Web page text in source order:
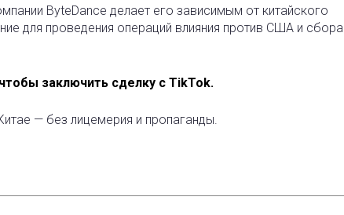
ByteDance делает его зависимым от китайского
для проведения операций влияния против США и сбора
заключить сделку с TikTok.
— без лицемерия и пропаганды.